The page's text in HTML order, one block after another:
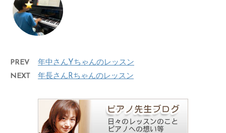
PREV
年中さんYちゃんのレッスン
NEXT
年長さんRちゃんのレッスン